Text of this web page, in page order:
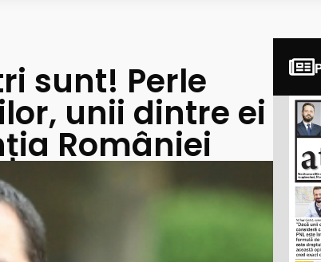
sunt! Perle
unii dintre ei
României